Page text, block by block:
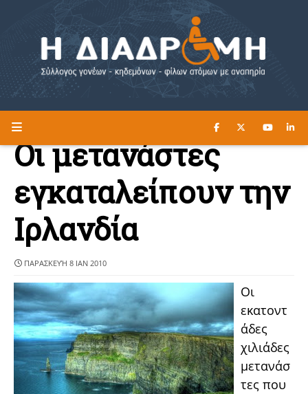
Η ΔΙΑΔΡΟΜΗ ΔΙΑΒΑΣΤΕ ΕΔΩ ►
Οι μετανάστες
εγκαταλείπουν την
Ιρλανδία
ΠΑΡΑΣΚΕΥΉ 8 ΙΑΝ 2010
Οι
εκατοντ
άδες
χιλιάδες
μετανάσ
τες που